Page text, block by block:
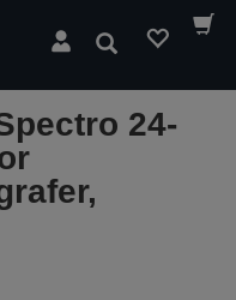
Søk
24-